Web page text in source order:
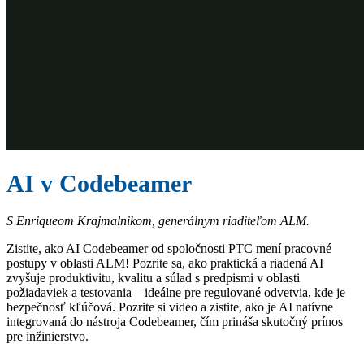
AI v Codebeamer
S Enriqueom Krajmalnikom, generálnym riaditeľom ALM.
Zistite, ako AI Codebeamer od spoločnosti PTC mení pracovné
postupy v oblasti ALM! Pozrite sa, ako praktická a riadená AI
zvyšuje produktivitu, kvalitu a súlad s predpismi v oblasti
požiadaviek a testovania – ideálne pre regulované odvetvia, kde je
bezpečnosť kľúčová. Pozrite si video a zistite, ako je AI natívne
integrovaná do nástroja Codebeamer, čím prináša skutočný prínos
pre inžinierstvo.